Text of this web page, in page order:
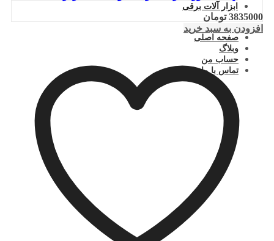
ابزار آلات برقی
صفحه اصلی
وبلاگ
حساب من
تماس با ما
3835000 تومان
افزودن به سبد خرید